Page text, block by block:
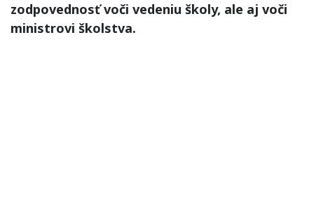
zodpovednosť voči vedeniu školy, ale aj voči
ministrovi školstva.